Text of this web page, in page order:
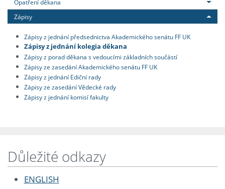
Opatření děkana
Zápisy
Zápisy z jednání předsednictva Akademického senátu FF UK
Zápisy z jednání kolegia děkana
Zápisy z porad děkana s vedoucími základních součástí
Zápisy ze zasedání Akademického senátu FF UK
Zápisy z jednání Ediční rady
Zápisy ze zasedání Vědecké rady
Zápisy z jednání komisí fakulty
Důležité odkazy
ENGLISH